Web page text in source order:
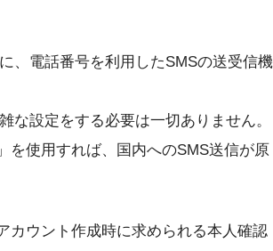
、電話番号を利用したSMSの送受信機
な設定をする必要は一切ありません。
を使用すれば、国内へのSMS送信が原
カウント作成時に求められる本人確認